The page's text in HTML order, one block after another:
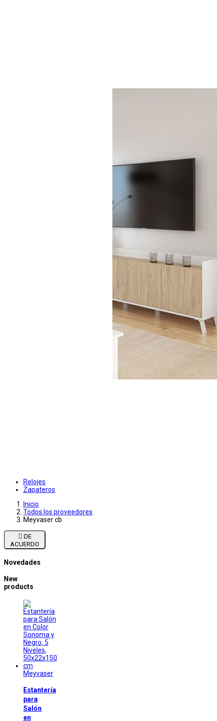
Relojes
Zapateros
Inicio
Todos los proveedores
Meyvaser cb

ACUERDO
Novedades
New
products
Meyvaser
Estantería
para
Salón
en